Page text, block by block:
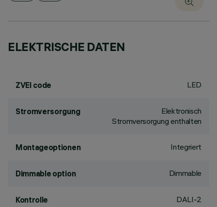
ELEKTRISCHE DATEN
ZVEI code LED
Stromversorgung
Elektronisch
Stromversorgung enthalten
Montageoptionen Integriert
Dimmable option Dimmable
Kontrolle DALI-2